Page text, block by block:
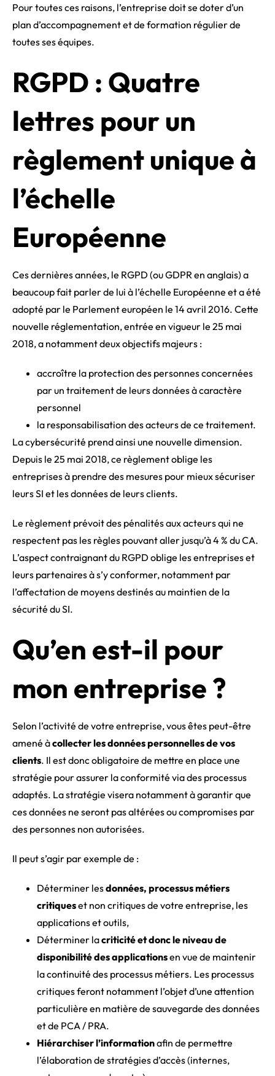
Pour toutes ces raisons, l’entreprise doit se doter d’un
plan d’accompagnement et de formation régulier de
toutes ses équipes.
RGPD : Quatre
lettres pour un
règlement unique à
l’échelle
Européenne
Ces dernières années, le RGPD (ou GDPR en anglais) a
beaucoup fait parler de lui à l’échelle Européenne et a été
adopté par le Parlement européen le 14 avril 2016. Cette
nouvelle réglementation, entrée en vigueur le 25 mai
2018, a notamment deux objectifs majeurs :
accroître la protection des personnes concernées
par un traitement de leurs données à caractère
personnel
la responsabilisation des acteurs de ce traitement.
La cybersécurité prend ainsi une nouvelle dimension.
Depuis le 25 mai 2018, ce règlement oblige les
entreprises à prendre des mesures pour mieux sécuriser
leurs SI et les données de leurs clients.
Le règlement prévoit des pénalités aux acteurs qui ne
respectent pas les règles pouvant aller jusqu’à 4 % du CA.
L’aspect contraignant du RGPD oblige les entreprises et
leurs partenaires à s’y conformer, notamment par
l’affectation de moyens destinés au maintien de la
sécurité du SI.
Qu’en est-il pour
mon entreprise ?
Selon l’activité de votre entreprise, vous êtes peut-être
amené àcollecter les données personnelles de vos
clients. Il est donc obligatoire de mettre en place une
stratégie pour assurer la conformité via des processus
adaptés. La stratégie visera notamment à garantir que
ces données ne seront pas altérées ou compromises par
des personnes non autorisées.
Il peut s’agir par exemple de :
Déterminer lesdonnées, processus métiers
critiqueset non critiques de votre entreprise, les
applications et outils,
Déterminer lacriticité et donc le niveau de
disponibilité des applicationsen vue de maintenir
la continuité des processus métiers. Les processus
critiques feront notamment l’objet d’une attention
particulière en matière de sauvegarde des données
et de PCA / PRA.
Hiérarchiser l’informationafin de permettre
l’élaboration de stratégies d’accès (internes,